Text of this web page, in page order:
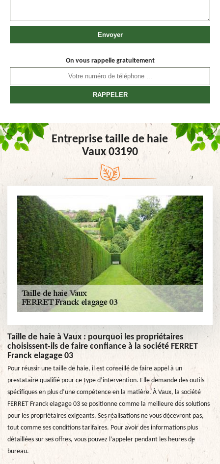
On vous rappelle gratuitement
Entreprise taille de haie
Vaux 03190
Taille de haie à Vaux : pourquoi les propriétaires
choisissent-ils de faire confiance à la société FERRET
Franck elagage 03
Pour réussir une taille de haie, il est conseillé de faire appel à un
prestataire qualifié pour ce type d’intervention. Elle demande des outils
spécifiques en plus d’une compétence en la matière. À Vaux, la société
FERRET Franck elagage 03 se positionne comme la meilleure des solutions
pour les propriétaires exigeants. Ses réalisations ne vous décevront pas,
tout comme ses conditions tarifaires. Pour avoir des informations plus
détaillées sur ses offres, vous pouvez l’appeler pendant les heures de
bureau.